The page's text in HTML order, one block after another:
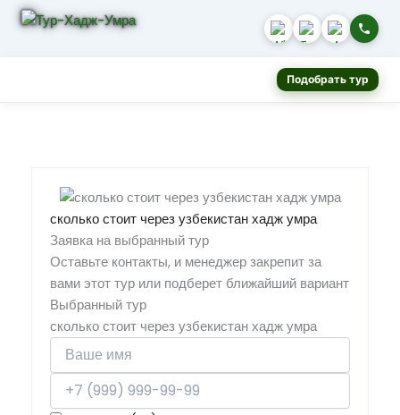
Подобрать тур
сколько стоит через узбекистан хадж умра
Заявка на выбранный тур
Оставьте контакты, и менеджер закрепит за
вами этот тур или подберет ближайший вариант
Выбранный тур
сколько стоит через узбекистан хадж умра